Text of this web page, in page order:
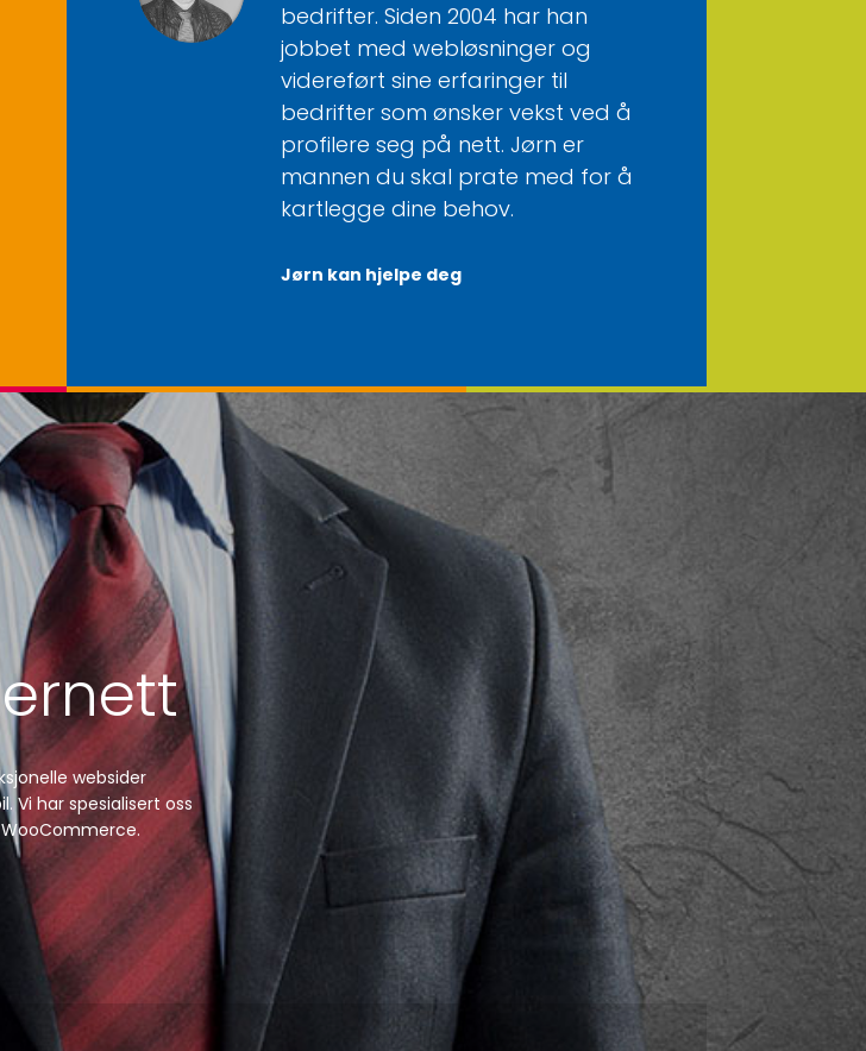
bedrifter. Siden 2004 har han
jobbet med webløsninger og
videreført sine erfaringer til
bedrifter som ønsker vekst ved å
profilere seg på nett. Jørn er
mannen du skal prate med for å
kartlegge dine behov.
Jørn kan hjelpe deg
websider
har spesialisert oss